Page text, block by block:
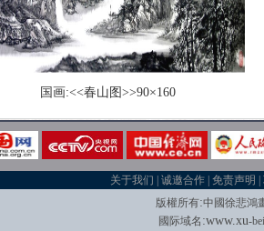
国画:<<春山图>>90×160
关于我们 |诚邀合作 |免责声明 |
版權所有:中國徐悲鴻
國际域名 :www.xu-